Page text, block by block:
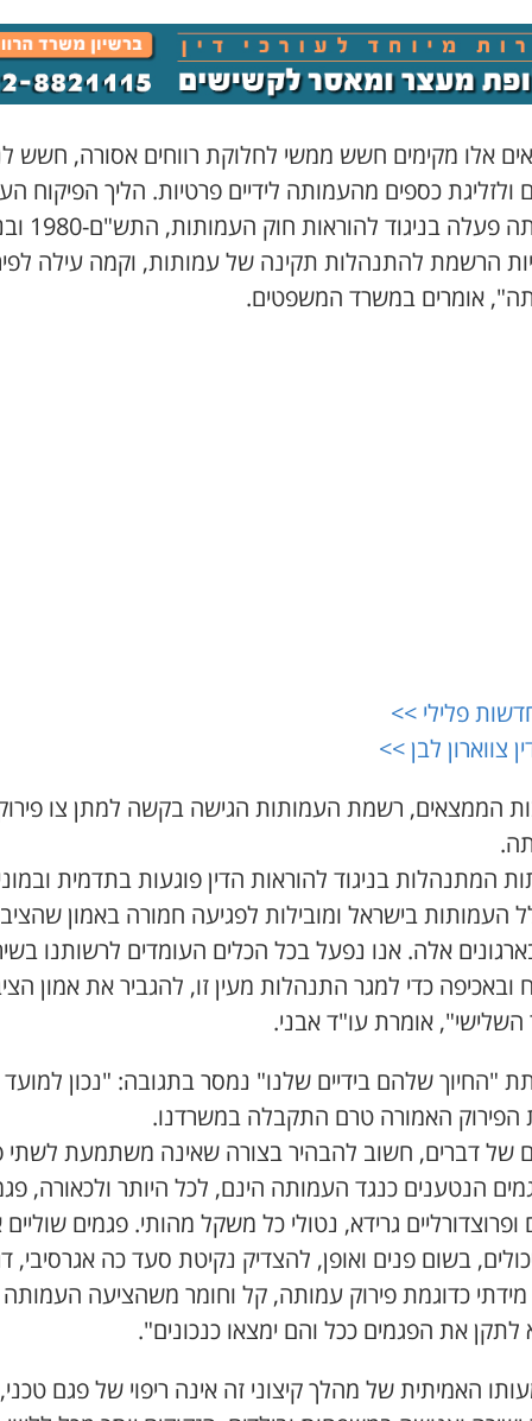
אלו מקימים חשש ממשי לחלוקת רווחים אסורה, חשש
ולזליגת כספים מהעמותה לידיים פרטיות. הליך הפיקוח
העמותה פעלה
הרשמת להתנהלות תקינה של עמותות, וקמה עילה
אומרים במשרד המשפטים.
פלילי >>
צווארון לבן >>
הממצאים, רשמת העמותות הגישה בקשה למתן צו
המתנהלות בניגוד להוראות הדין פוגעות בתדמית
העמותות בישראל ומובילות לפגיעה חמורה באמון
אלה. אנו נפעל בכל הכלים העומדים לרשותנו
ובאכיפה כדי למגר התנהלות מעין זו, להגביר את אמון
השלישי", אומרת עו"ד אבני.
"החיוך שלהם בידיים שלנו" נמסר בתגובה: "נכון למועד
האמורה טרם התקבלה במשרדנו.
של דברים, חשוב להבהיר בצורה שאינה משתמעת לשתי
הנטענים כנגד העמותה הינם, לכל היותר ולכאורה,
ופרוצדורליים גרידא, נטולי כל משקל מהותי. פגמים שוליים
בשום פנים ואופן, להצדיק נקיטת סעד כה אגרסיבי,
מידתי כדוגמת פירוק עמותה, קל וחומר משהציעה העמותה
לתקן את הפגמים ככל והם ימצאו כנכונים".
האמיתית של מהלך קיצוני זה אינה ריפוי של פגם